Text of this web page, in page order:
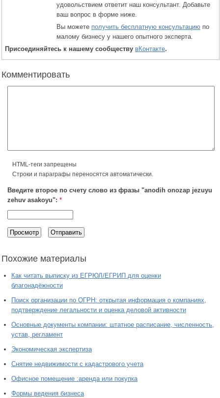
удовольствием ответит наш консультант. Добавьте
ваш вопрос в форме ниже.
Вы можете получить бесплатную консультацию по
малому бизнесу у нашего опытного эксперта.
Присоединяйтесь к нашему сообществу вКонтакте.
Комментировать
HTML-теги запрещены
Строки и параграфы переносятся автоматически.
Введите второе по счету слово из фразы "anodih onozap jezuyu
zehuv asakoyu": *
Похожие материалы
Как читать выписку из ЕГРЮЛ/ЕГРИП для оценки
благонадёжности
Поиск организации по ОГРН: открытая информация о компаниях,
подтверждение легальности и оценка деловой активности
Основные документы компании: штатное расписание, численность,
устав, регламент
Экономическая экспертиза
Снятие недвижимости с кадастрового учета
Офисное помещение :аренда или покупка
Формы ведения бизнеса